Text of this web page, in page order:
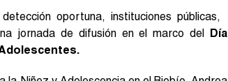
oportuna, instituciones públicas,
jornada de difusión en el marco del Día